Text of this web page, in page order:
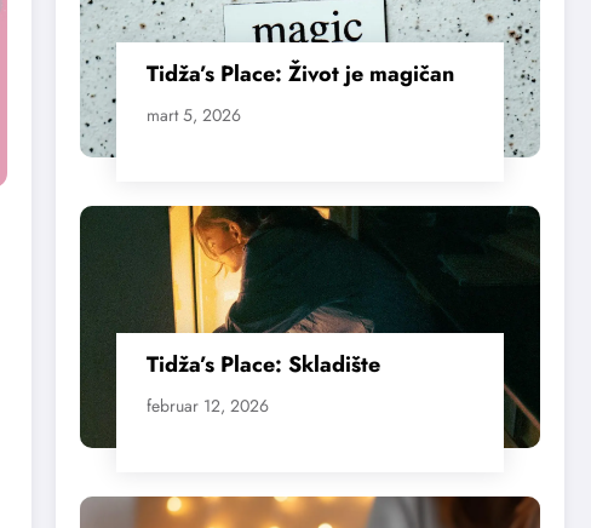
Tidža’s Place: Život je magičan
mart 5, 2026
Tidža’s Place: Skladište
februar 12, 2026